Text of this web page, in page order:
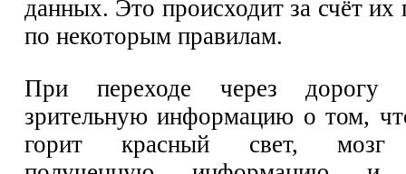
данных. Это происходит за счёт их
по некоторым правилам.
При переходе через дорогу
зрительную информацию о том,
горит красный свет, мозг